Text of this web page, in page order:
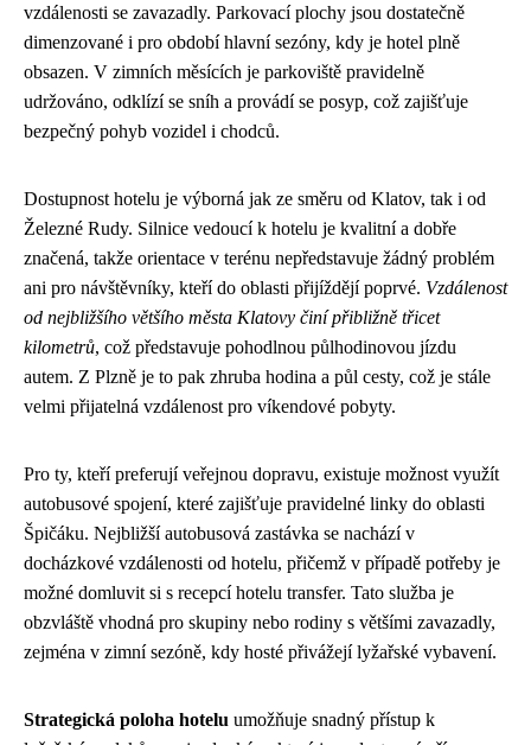
vzdálenosti se zavazadly. Parkovací plochy jsou dostatečně
dimenzované i pro období hlavní sezóny, kdy je hotel plně
obsazen. V zimních měsících je parkoviště pravidelně
udržováno, odklízí se sníh a provádí se posyp, což zajišťuje
bezpečný pohyb vozidel i chodců.
Dostupnost hotelu je výborná jak ze směru od Klatov, tak i od
Železné Rudy. Silnice vedoucí k hotelu je kvalitní a dobře
značená, takže orientace v terénu nepředstavuje žádný problém
ani pro návštěvníky, kteří do oblasti přijíždějí poprvé. Vzdálenost
od nejbližšího většího města Klatovy činí přibližně třicet
kilometrů, což představuje pohodlnou půlhodinovou jízdu
autem. Z Plzně je to pak zhruba hodina a půl cesty, což je stále
velmi přijatelná vzdálenost pro víkendové pobyty.
Pro ty, kteří preferují veřejnou dopravu, existuje možnost využít
autobusové spojení, které zajišťuje pravidelné linky do oblasti
Špičáku. Nejbližší autobusová zastávka se nachází v
docházkové vzdálenosti od hotelu, přičemž v případě potřeby je
možné domluvit si s recepcí hotelu transfer. Tato služba je
obzvláště vhodná pro skupiny nebo rodiny s většími zavazadly,
zejména v zimní sezóně, kdy hosté přivážejí lyžařské vybavení.
Strategická poloha hotelu umožňuje snadný přístup k